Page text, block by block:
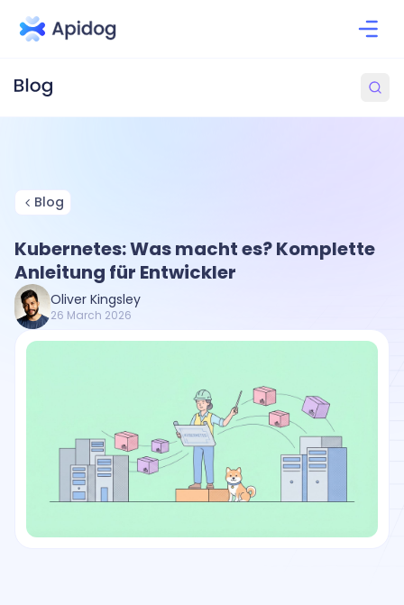
Blog
Kubernetes: Was macht es? Komplette
Anleitung für Entwickler
Oliver Kingsley
26 March 2026